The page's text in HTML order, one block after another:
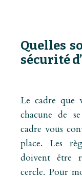
Quelles
sécurité
Le cadre que
chacune de
cadre vous
place. Les
doivent être
cercle. Pour